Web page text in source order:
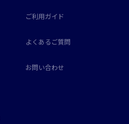
ご利用ガイド
よくあるご質問
お問い合わせ